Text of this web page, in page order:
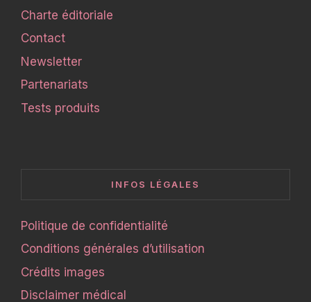
Charte éditoriale
Contact
Newsletter
Partenariats
Tests produits
INFOS LÉGALES
Politique de confidentialité
Conditions générales d’utilisation
Crédits images
Disclaimer médical